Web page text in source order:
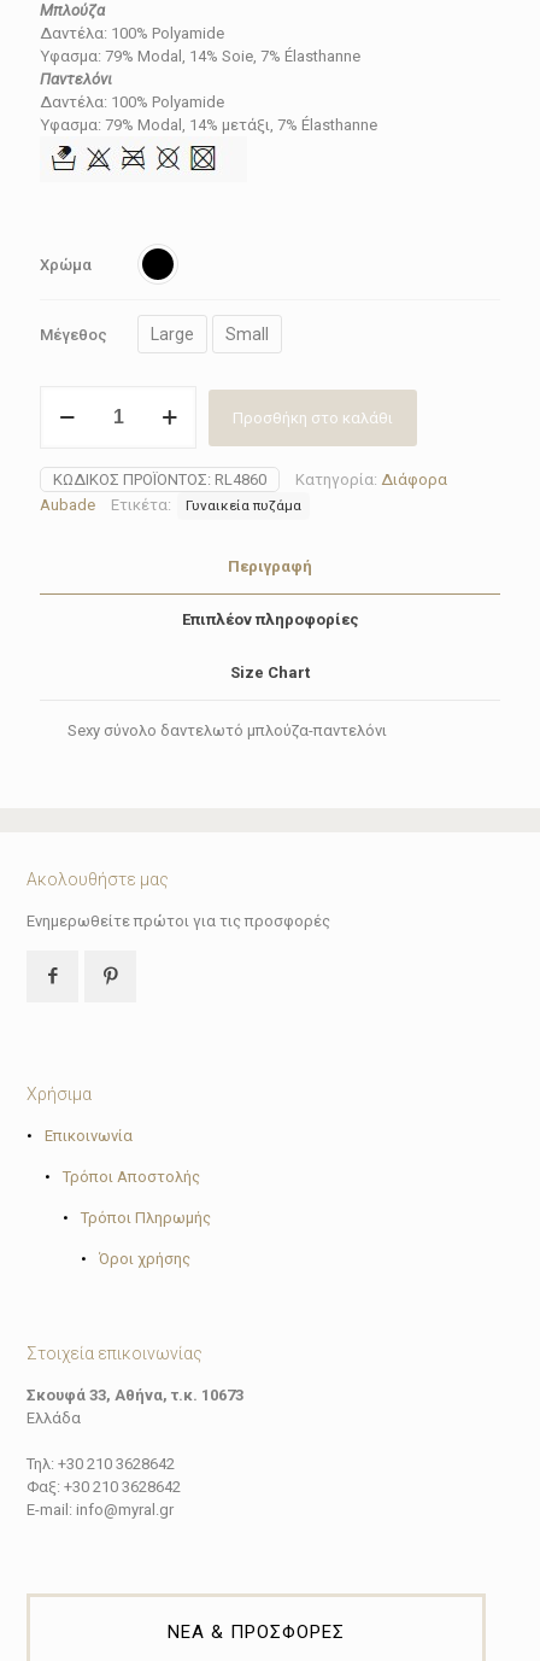
was:
199.40€.είναι:
Μπλούζα
Δαντέλα: 100% Polyamide
Ύφασμα: 79% Modal, 14% Soie, 7% Élasthanne
Παντελόνι
Δαντέλα: 100% Polyamide
Ύφασμα: 79% Modal, 14% μετάξι, 7% Élasthanne
Χρώμα
Μέγεθος Large Small
Aubade
παντελόνι
RL48-
60
Προσθήκη στο καλάθι
ΚΩΔΙΚΌΣ ΠΡΟΪΌΝΤΟΣ: RL4860 Κατηγορία: Διάφορα
Aubade
Ετικέτα: Γυναικεία πυζάμα
Περιγραφή
Επιπλέον πληροφορίες
Size Chart
Sexy σύνολο δαντελωτό μπλούζα-παντελόνι
Ακολουθήστε μας
Ενημερωθείτε πρώτοι για τις προσφορές
Χρήσιμα
• Επικοινωνία
• Τρόποι Αποστολής
• Τρόποι Πληρωμής
• Όροι χρήσης
Στοιχεία επικοινωνίας
Σκουφά 33, Αθήνα, τ.κ. 10673
Ελλάδα
Τηλ: +30 210 3628642
Φαξ: +30 210 3628642
E-mail: info@myral.gr
ΝΕΑ & ΠΡΟΣΦΟΡΕΣ